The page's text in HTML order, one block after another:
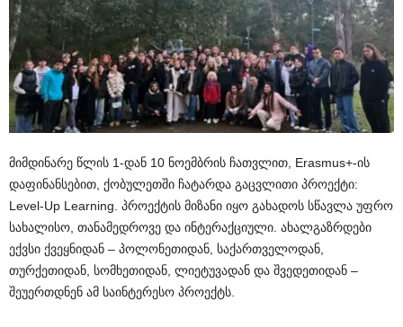
მიმდინარე წლის 1-დან 10 ნოემბრის ჩათვლით, Erasmus+-ის
დაფინანსებით, ქობულეთში ჩატარდა გაცვლითი პროექტი:
Level-Up Learning. პროექტის მიზანი იყო გახადოს სწავლა უფრო
სახალისო, თანამედროვე და ინტერაქციული. ახალგაზრდები
ექვსი ქვეყნიდან – პოლონეთიდან, საქართველოდან,
თურქეთიდან, სომხეთიდან, ლიეტუვადან და შვედეთიდან –
შეუერთდნენ ამ საინტერესო პროექტს.